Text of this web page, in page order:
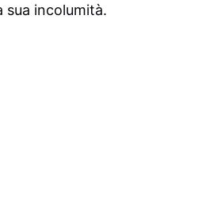
sua incolumità.